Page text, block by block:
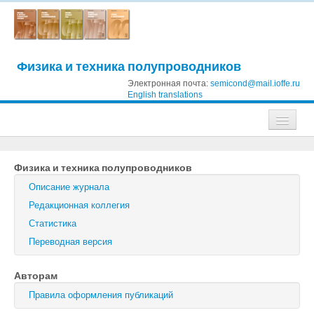
Физика и техника полупроводников
Электронная почта: semicond@mail.ioffe.ru
English translations
Журнал технической физики
Письма в Журнал технической физики
Физика твердого тела
Физика и техника полупроводников
Оптика и спектроскопия
Поиск
Физика и техника полупроводников
Описание журнала
Редакционная коллегия
Статистика
Переводная версия
Авторам
Правила оформления публикаций